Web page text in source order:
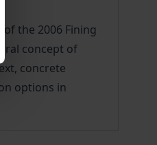
the 2006 Fining
concept of
concrete
options in